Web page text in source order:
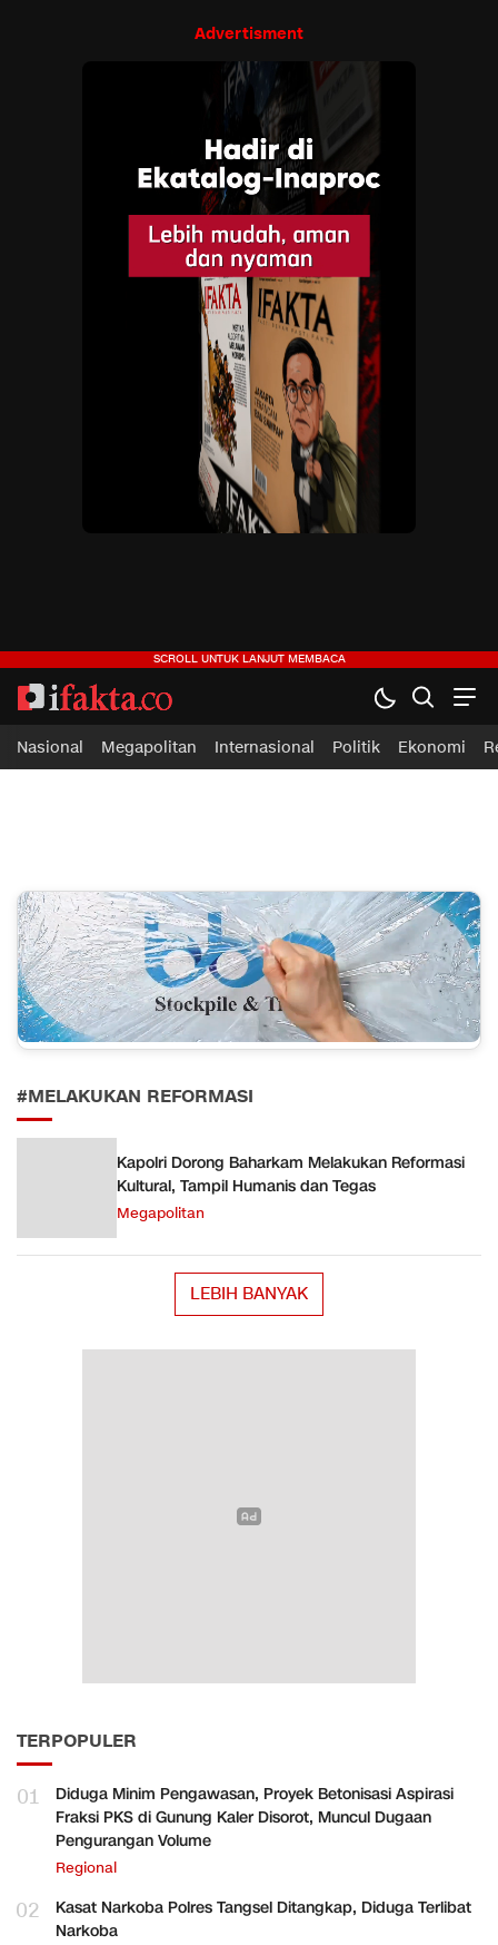
Advertisment
ifakta.co
#pastibenar
Nasional Megapolitan Internasional Politik Ekonomi
#MELAKUKAN REFORMASI
Kapolri Dorong Baharkam Melakukan Reformasi
Kultural, Tampil Humanis dan Tegas
Megapolitan
LEBIH BANYAK
TERPOPULER
01
Diduga Minim Pengawasan, Proyek Betonisasi Aspirasi
Fraksi PKS di Gunung Kaler Disorot, Muncul Dugaan
Pengurangan Volume
Regional
02
Kasat Narkoba Polres Tangsel Ditangkap, Diduga Terlibat
Narkoba